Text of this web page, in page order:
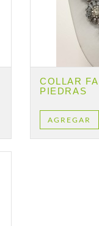
COLLAR
PIEDRAS
AGREGAR